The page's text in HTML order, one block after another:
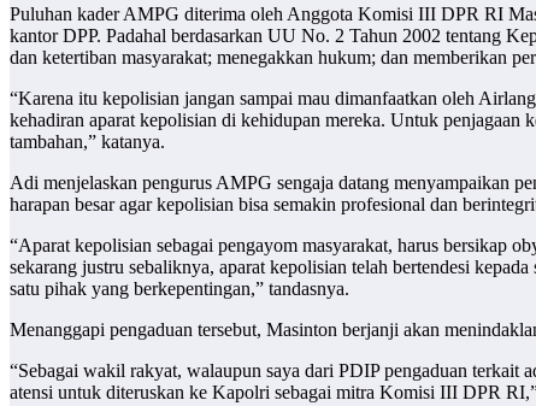
Puluhan kader AMPG diterima oleh Anggota Komisi III DPR RI
kantor DPP. Padahal berdasarkan UU No. 2 Tahun 2002 tentang
dan ketertiban masyarakat; menegakkan hukum; dan memberikan
“Karena itu kepolisian jangan sampai mau dimanfaatkan oleh
kehadiran aparat kepolisian di kehidupan mereka. Untuk penjagaan
tambahan,” katanya.
Adi menjelaskan pengurus AMPG sengaja datang
harapan besar agar kepolisian bisa semakin profesional dan
“Aparat kepolisian sebagai pengayom masyarakat, harus bersikap
sekarang justru sebaliknya, aparat kepolisian telah bertendesi
satu pihak yang berkepentingan,” tandasnya.
Menanggapi pengaduan tersebut, Masinton berjanji akan
“Sebagai wakil rakyat, walaupun saya dari PDIP pengaduan terkait
atensi untuk diteruskan ke Kapolri sebagai mitra Komisi III DPR